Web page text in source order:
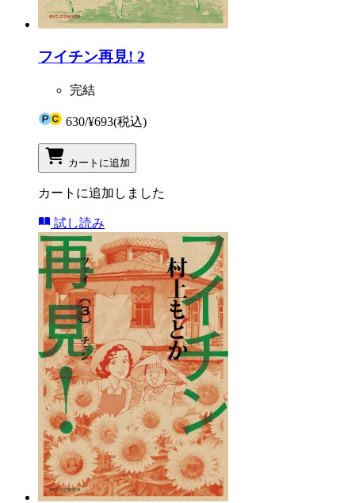
フイチン再見! 2
完結
630/¥693(税込)
カートに追加
カートに追加しました
試し読み